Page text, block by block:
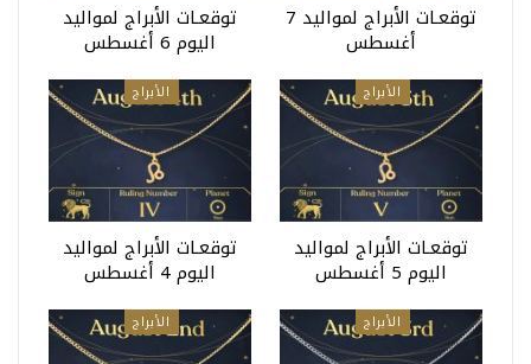
توقعـات الأبراج لمواليد 7
أغسطس
توقعـات الأبراج لمواليد
اليوم 6 أغسطس
الأبراج
توقعـات الأبراج لمواليد
اليوم 5 أغسطس
الأبراج
توقعـات الأبراج لمواليد
اليوم 4 أغسطس
الأبراج الأبراج